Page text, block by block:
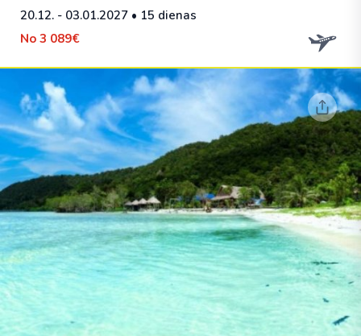
20.12. - 03.01.2027 • 15 dienas
No 3 089€